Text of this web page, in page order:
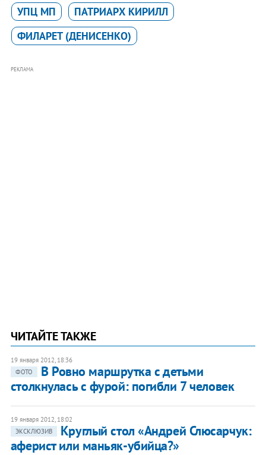
УПЦ МП
ПАТРИАРХ КИРИЛЛ
ФИЛАРЕТ (ДЕНИСЕНКО)
РЕКЛАМА
ЧИТАЙТЕ ТАКЖЕ
19 января 2012, 18:36
ФОТО
В Ровно маршрутка c детьми
столкнулась с фурой: погибли 7 человек
19 января 2012, 18:02
ЭКСКЛЮЗИВ
Круглый стол «Андрей Слюсарчук:
аферист или маньяк-убийца?»